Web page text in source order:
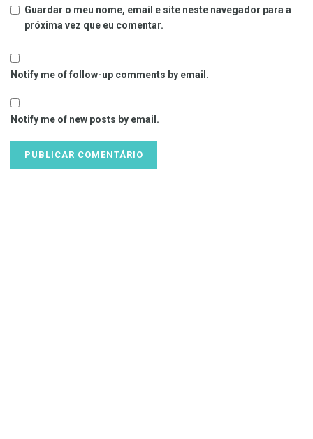
Guardar o meu nome, email e site neste navegador para a
próxima vez que eu comentar.
Notify me of follow-up comments by email.
Notify me of new posts by email.